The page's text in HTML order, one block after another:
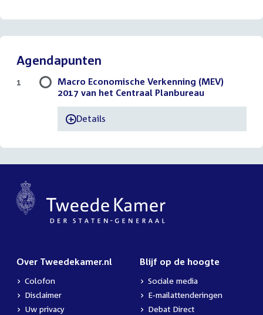
Agendapunten
Macro Economische Verkenning (MEV)
2017 van het Centraal Planbureau
-Details
1
Over Tweedekamer.nl
Colofon
Disclaimer
Uw privacy
Blijf op de hoogte
Sociale media
E-mailattenderingen
Debat Direct